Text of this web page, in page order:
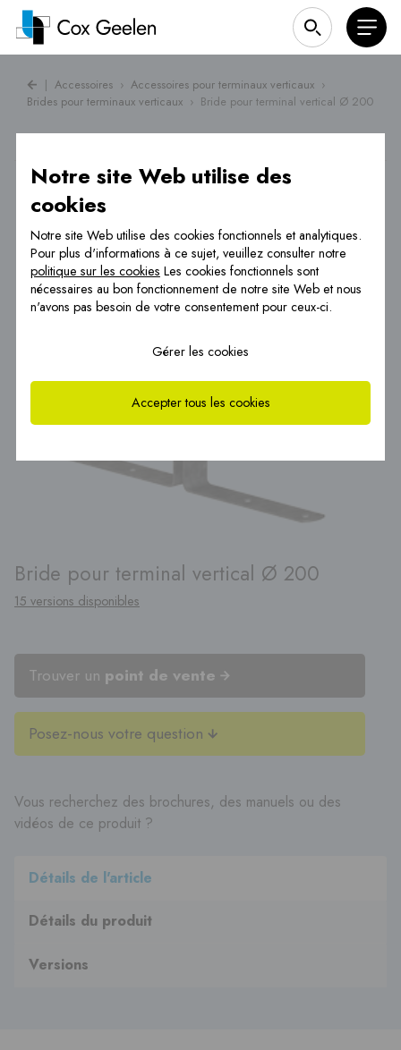
| Accessoires › Accessoires pour terminaux verticaux ›
Brides pour terminaux verticaux › Bride pour terminal vertical Ø 200
Bride pour terminal vertical Ø 200
15 versions disponibles
Trouver un point de vente
Posez-nous votre question
Vous recherchez des brochures, des manuels ou des
vidéos de ce produit ?
Détails de l'article
Détails du produit
Versions
Notre site Web utilise des
cookies
Notre site Web utilise des cookies fonctionnels et analytiques.
Pour plus d'informations à ce sujet, veuillez consulter notre
politique sur les cookies Les cookies fonctionnels sont
nécessaires au bon fonctionnement de notre site Web et nous
n'avons pas besoin de votre consentement pour ceux-ci.
Gérer les cookies
Accepter tous les cookies